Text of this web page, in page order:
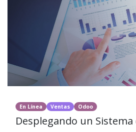
En Línea Ventas Odoo
Desplegando un Sistema